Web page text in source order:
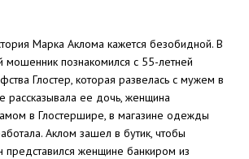
Марка Аклома кажется безобидной. В
мошенник познакомился с 55-летней
Глостер, которая развелась с мужем в
рассказывала ее дочь, женщина
в Глостершире, в магазине одежды
Аклом зашел в бутик, чтобы
представился женщине банкиром из